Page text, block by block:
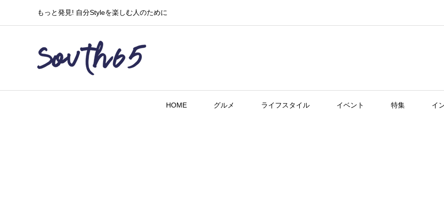
もっと発見! 自分Styleを楽しむ人のために
HOME グルメ ライフスタイル イベント 特集 イ